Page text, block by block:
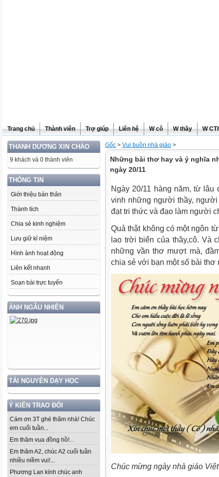
Trang chủ Thành viên Trợ giúp Liên hệ W cô W thầy W
THANH DƯƠNG XIN CHÀO
9 khách và 0 thành viên
THÔNG TIN
Giới thiệu bản thân
Thành tích
Chia sẻ kinh nghiệm
Lưu giữ kỉ niệm
Hình ảnh hoạt động
Liên kết nhanh
Soạn bài trực tuyến
ẢNH NGẪU NHIÊN
TÀI NGUYÊN DẠY HỌC
Ý KIẾN TRAO ĐỔI
Cám ơn 3T ghé thăm nhà! Chúc
em cuối tuần...
Em thăm vua đồng hồ!...
Em thăm A2, chúc A2 cuối tuần
nhiều niềm vui!...
Phương Lan kính chúc anh
Gốc > Vui buồn nhà giáo >
Những bài thơ hay và ý nghĩa
ngày 20/11
Ngày 20/11 hàng năm, từ lâu
vinh những người thầy, người
đạt tri thức và đạo làm người
Quả thật không có một ngôn
lao trời biển của thầy,cô. Và
những vần thơ mượt mà,
chia sẻ với bạn một số bài thơ
Chúc mừng ngày nhà giáo